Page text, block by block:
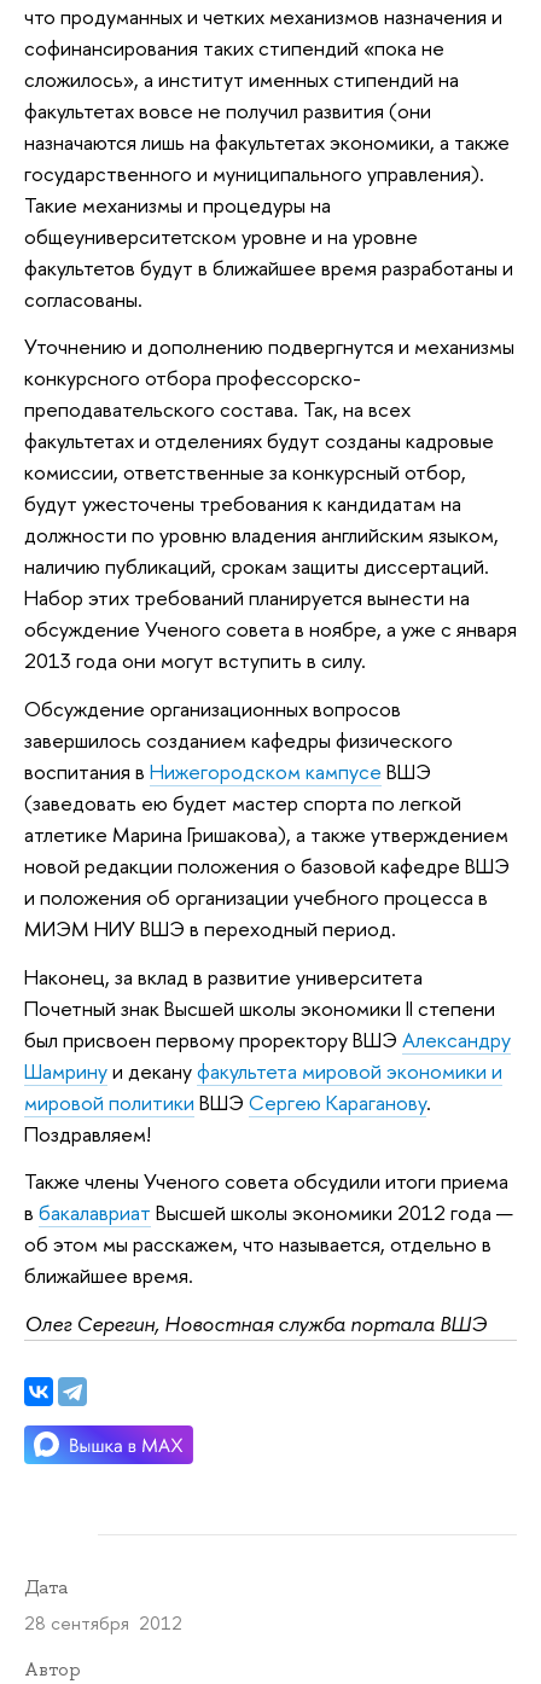
что продуманных и четких механизмов назначения и
софинансирования таких стипендий «пока не
сложилось», а институт именных стипендий на
факультетах вовсе не получил развития (они
назначаются лишь на факультетах экономики, а также
государственного и муниципального управления).
Такие механизмы и процедуры на
общеуниверситетском уровне и на уровне
факультетов будут в ближайшее время разработаны и
согласованы.
Уточнению и дополнению подвергнутся и механизмы
конкурсного отбора профессорско-
преподавательского состава. Так, на всех
факультетах и отделениях будут созданы кадровые
комиссии, ответственные за конкурсный отбор,
будут ужесточены требования к кандидатам на
должности по уровню владения английским языком,
наличию публикаций, срокам защиты диссертаций.
Набор этих требований планируется вынести на
обсуждение Ученого совета в ноябре, а уже с января
2013 года они могут вступить в силу.
Обсуждение организационных вопросов
завершилось созданием кафедры физического
воспитания в Нижегородском кампусе ВШЭ
(заведовать ею будет мастер спорта по легкой
атлетике Марина Гришакова), а также утверждением
новой редакции положения о базовой кафедре ВШЭ
и положения об организации учебного процесса в
МИЭМ НИУ ВШЭ в переходный период.
Наконец, за вклад в развитие университета
Почетный знак Высшей школы экономики II степени
был присвоен первому проректору ВШЭ Александру
Шамринуи декануфакультета мировой экономики и
мировой политики ВШЭ Сергею Караганову.
Поздравляем!
Также члены Ученого совета обсудили итоги приема
в бакалавриат Высшей школы экономики 2012 года —
об этом мы расскажем, что называется, отдельно в
ближайшее время.
Олег Серегин, Новостная служба портала ВШЭ
Дата
28 сентября 2012
Автор